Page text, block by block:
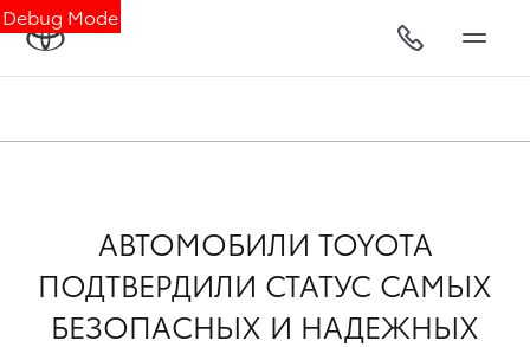
Debug Mode
АВТОМОБИЛИ TOYOTA
ПОДТВЕРДИЛИ СТАТУС САМЫХ
БЕЗОПАСНЫХ И НАДЕЖНЫХ